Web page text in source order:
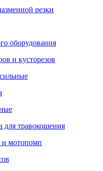
резки
оборудования
и кусторезов
для травокошения
и мотопомп